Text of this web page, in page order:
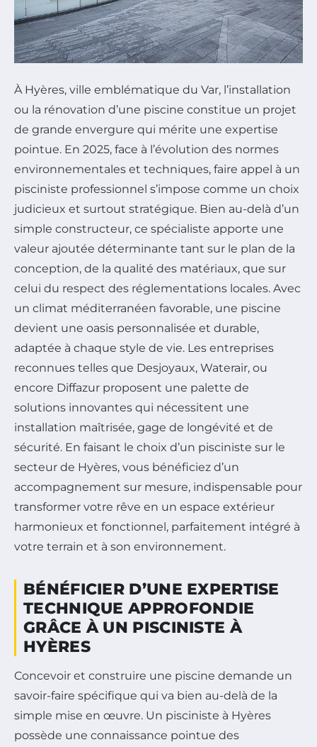
À Hyères, ville emblématique du Var, l’installation
ou la rénovation d’une piscine constitue un projet
de grande envergure qui mérite une expertise
pointue. En 2025, face à l’évolution des normes
environnementales et techniques, faire appel à un
pisciniste professionnel s’impose comme un choix
judicieux et surtout stratégique. Bien au-delà d’un
simple constructeur, ce spécialiste apporte une
valeur ajoutée déterminante tant sur le plan de la
conception, de la qualité des matériaux, que sur
celui du respect des réglementations locales. Avec
un climat méditerranéen favorable, une piscine
devient une oasis personnalisée et durable,
adaptée à chaque style de vie. Les entreprises
reconnues telles que Desjoyaux, Waterair, ou
encore Diffazur proposent une palette de
solutions innovantes qui nécessitent une
installation maîtrisée, gage de longévité et de
sécurité. En faisant le choix d’un pisciniste sur le
secteur de Hyères, vous bénéficiez d’un
accompagnement sur mesure, indispensable pour
transformer votre rêve en un espace extérieur
harmonieux et fonctionnel, parfaitement intégré à
votre terrain et à son environnement.
BÉNÉFICIER D’UNE EXPERTISE
TECHNIQUE APPROFONDIE
GRÂCE À UN PISCINISTE À
HYÈRES
Concevoir et construire une piscine demande un
savoir-faire spécifique qui va bien au-delà de la
simple mise en œuvre. Un pisciniste à Hyères
possède une connaissance pointue des